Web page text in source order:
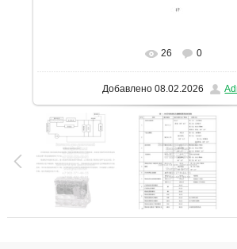
В реальном размере 1131x1600
26 0
Добавлено 08.02.2026